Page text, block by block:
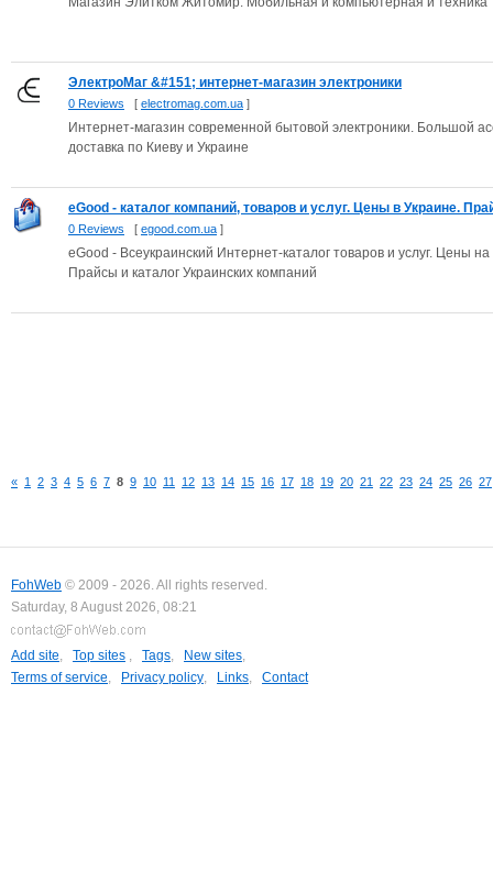
ЭлектроМаг &#151; интернет-магазин электроники
0 Reviews [ electromag.com.ua ]
Интернет-магазин современной бытовой электроники. Большой
доставка по Киеву и Украине
eGood - каталог компаний, товаров и услуг. Цены в Украине.
0 Reviews [ egood.com.ua ]
eGood - Всеукраинский Интернет-каталог товаров и услуг. Цены
Прайсы и каталог Украинских компаний
« 1 2 3 4 5 6 7 8 9 10 11 12 13 14 15 16 17 18 19 20 21 22 23 24 25 26 27
FohWeb © 2009 - 2026. All rights reserved.
Saturday, 8 August 2026, 08:21
Add site, Top sites , Tags, New sites,
Terms of service, Privacy policy, Links, Contact